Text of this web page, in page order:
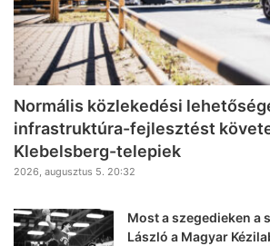
Normális közlekedési
infrastruktúra-fejlesztést
Klebelsberg-telepiek
2026, augusztus 5. 20:32
Most a szegedieken a
László a Magyar